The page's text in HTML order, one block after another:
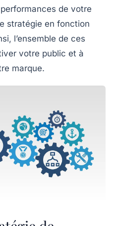
de votre
stratégie en fonction
l’ensemble de ces
votre public et à
marque.